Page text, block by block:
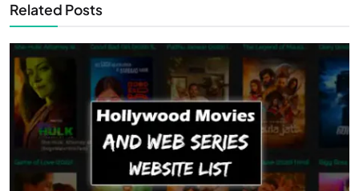
Related Posts